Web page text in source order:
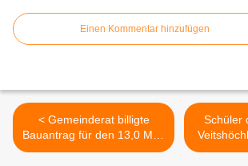
Einen Kommentar hinzufügen
< Gemeinderat billigte
Bauantrag für den 13,0 Mio.
Euro teuren Neubau „Haus
Schüler
ihres